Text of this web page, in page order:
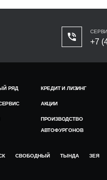
+7
РЯД КРЕДИТ И ЛИЗИНГ
АКЦИИ
ПРОИЗВОДСТВО
АВТОФУРГОНОВ
СВОБОДНЫЙ ТЫНДА ЗЕЯ